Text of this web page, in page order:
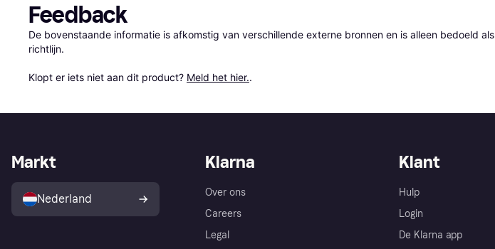
Feedback
De bovenstaande informatie is afkomstig van verschillende externe bronnen en is alleen bedoeld als
richtlijn.
Klopt er iets niet aan dit product? Meld het hier..
Klarna
Over ons
Careers
Legal
Klant
Hulp
Login
De Klarna app
Markt
Nederland